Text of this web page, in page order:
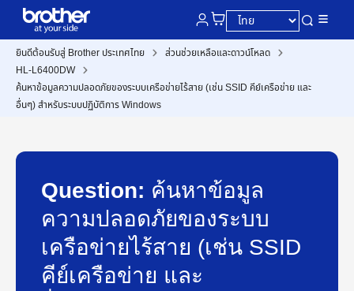
ยินดีต้อนรับสู่ Brother ประเทศไทย
ส่วนช่วยเหลือและดาวน์โหลด
HL-L6400DW
ค้นหาข้อมูลความปลอดภัยของระบบเครือข่ายไร้สาย (เช่น SSID คีย์เครือข่าย และ
อื่นๆ) สำหรับระบบปฏิบัติการ Windows
Question: ค้นหาข้อมูล
ความปลอดภัยของระบบ
เครือข่ายไร้สาย (เช่น SSID
คีย์เครือข่าย และ